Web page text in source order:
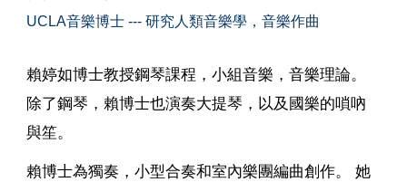
UCLA音樂博士 --- 研究人類音樂學，音樂作曲
賴婷如博士教授鋼琴課程，小組音樂，音樂理論。
除了鋼琴，賴博士也演奏大提琴，以及國樂的嗩吶
與笙。
賴博士為獨奏，小型合奏和室內樂團編曲創作。 她